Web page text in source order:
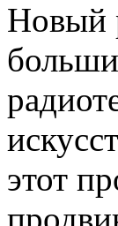
Новый
этот